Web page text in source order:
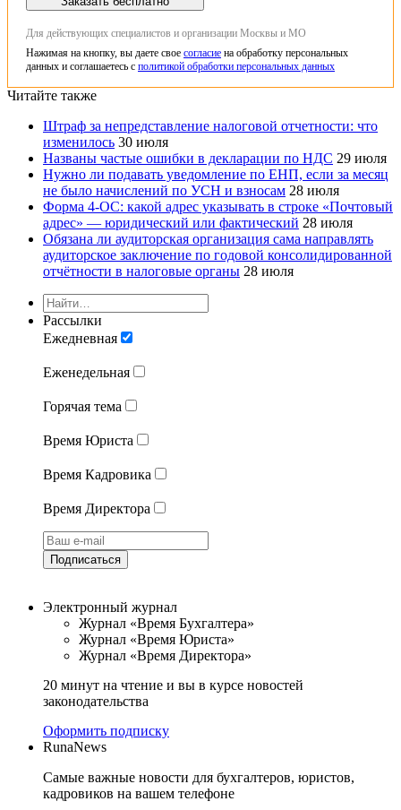
Для действующих специалистов и организации Москвы и МО
Нажимая на кнопку, вы даете свое согласие на обработку персональных
данных и соглашаетесь с политикой обработки персональных данных
Читайте также
Штраф за непредставление налоговой отчетности: что
изменилось 30 июля
Названы частые ошибки в декларации по НДС 29 июля
Нужно ли подавать уведомление по ЕНП, если за месяц
не было начислений по УСН и взносам 28 июля
Форма 4-ОС: какой адрес указывать в строке «Почтовый
адрес» — юридический или фактический 28 июля
Обязана ли аудиторская организация сама направлять
аудиторское заключение по годовой консолидированной
отчётности в налоговые органы 28 июля
Рассылки
Ежедневная
Еженедельная
Горячая тема
Время Юриста
Время Кадровика
Время Директора
Подписаться
Электронный журнал
Журнал «Время Бухгалтера»
Журнал «Время Юриста»
Журнал «Время Директора»
20 минут на чтение и вы в курсе новостей
законодательства
Оформить подписку
RunaNews
Самые важные новости для бухгалтеров, юристов,
кадровиков на вашем телефоне